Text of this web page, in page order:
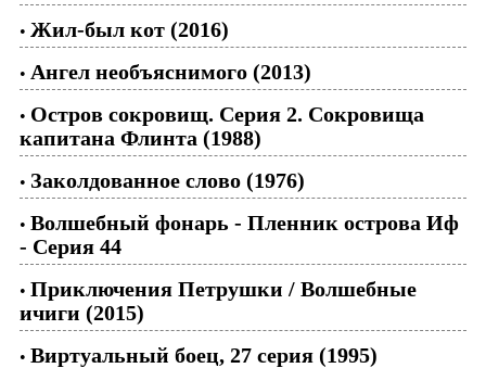
• Жил-был кот (2016)
• Ангел необъяснимого (2013)
• Остров сокровищ. Серия 2. Сокровища
капитана Флинта (1988)
• Заколдованное слово (1976)
• Волшебный фонарь - Пленник острова Иф
- Серия 44
• Приключения Петрушки / Волшебные
ичиги (2015)
• Виртуальный боец, 27 серия (1995)